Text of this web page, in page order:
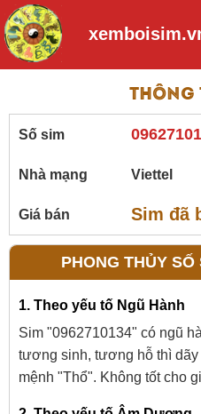
Thông
Số sim
Nhà mạng Viettel
Giá bán Sim đã
PHONG THỦY
1. Theo yếu tố Ngũ Hành
Sim "0962710134" có ngũ
tương sinh, tương hỗ thì dãy
mệnh "Thổ". Không tốt cho